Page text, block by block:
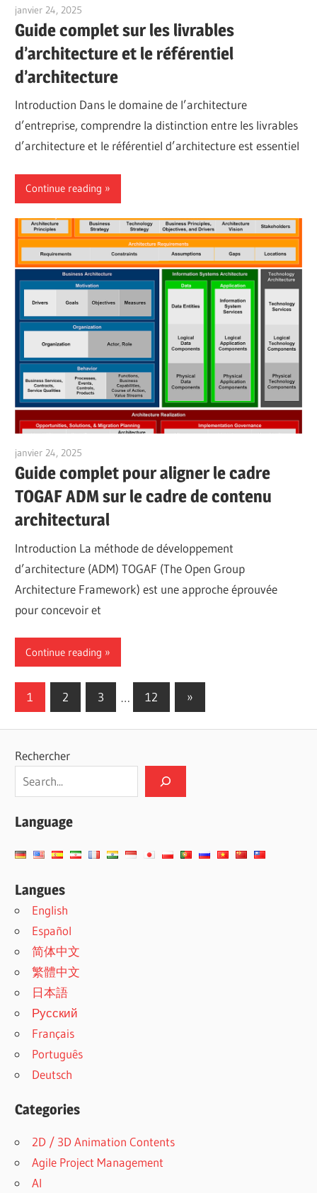
janvier 24, 2025
Guide complet sur les livrables
d’architecture et le référentiel
d’architecture
Introduction Dans le domaine de l’architecture
d’entreprise, comprendre la distinction entre les livrables
d’architecture et le référentiel d’architecture est essentiel
Continue reading
janvier 24, 2025
Guide complet pour aligner le cadre
TOGAF ADM sur le cadre de contenu
architectural
Introduction La méthode de développement
d’architecture (ADM) TOGAF (The Open Group
Architecture Framework) est une approche éprouvée
pour concevoir et
Continue reading
Pagination
publications
1 2 3 … 12
Next
Posts
»
Rechercher
Language
Langues
English
Español
简体中文
繁體中文
日本語
Русский
Français
Português
Deutsch
Categories
2D / 3D Animation Contents
Agile Project Management
AI